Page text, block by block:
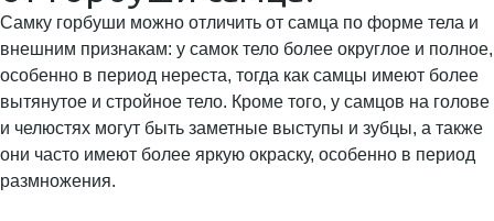
Самку горбуши можно отличить от самца по форме тела и
внешним признакам: у самок тело более округлое и полное,
особенно в период нереста, тогда как самцы имеют более
вытянутое и стройное тело. Кроме того, у самцов на голове
и челюстях могут быть заметные выступы и зубцы, а также
они часто имеют более яркую окраску, особенно в период
размножения.